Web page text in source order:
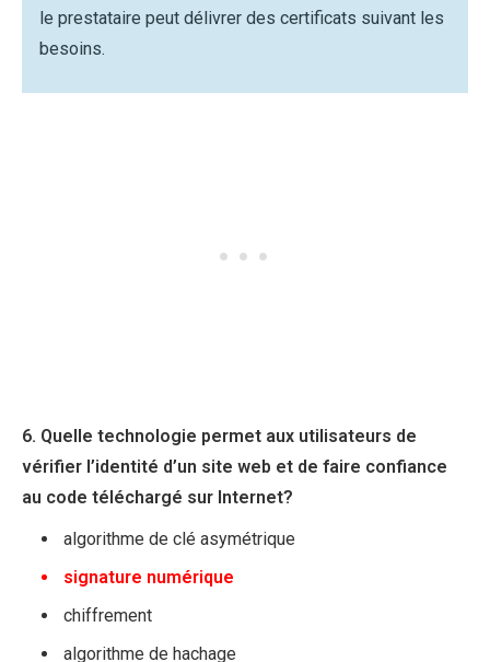
le prestataire peut délivrer des certificats suivant les
besoins.
6. Quelle technologie permet aux utilisateurs de
vérifier l’identité d’un site web et de faire confiance
au code téléchargé sur Internet?
algorithme de clé asymétrique
signature numérique
chiffrement
algorithme de hachage